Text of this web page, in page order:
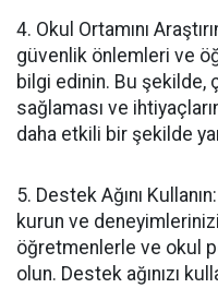
4. Okul Ortamını
güvenlik önlemleri ve
bilgi edinin. Bu şekilde,
sağlaması ve
daha etkili bir şekilde
5. Destek Ağını
kurun ve deneyimlerinizi
öğretmenlerle ve okul
olun. Destek ağınızı